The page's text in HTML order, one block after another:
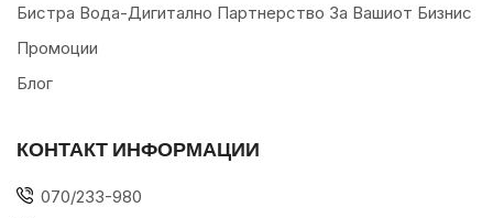
Бистра Вода-Дигитално Партнерство За Вашиот Бизнис
Промоции
Блог
КОНТАКТ ИНФОРМАЦИИ
070/233-980